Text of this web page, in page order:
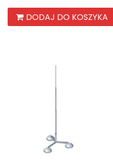
DODAJ DO KOSZYKA